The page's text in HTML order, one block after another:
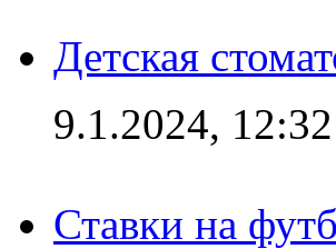
Детская
9.1.2024, 12:32
Ставки на